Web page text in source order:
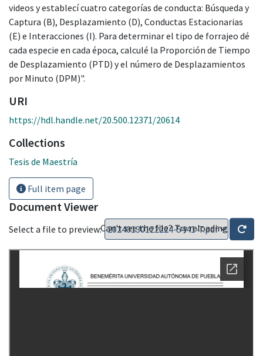
videos y establecí cuatro categorías de conducta: Búsqueda y
Captura (B), Desplazamiento (D), Conductas Estacionarias
(E) e Interacciones (I). Para determinar el tipo de forrajeo dé
cada especie en cada época, calculé la Proporción de Tiempo
de Desplazamiento (PTD) y el número de Desplazamientos
por Minuto (DPM)".
URI
https://hdl.handle.net/20.500.12371/20614
Collections
Tesis de Maestría
Full item page
Document Viewer
Select a file to preview:Can't see the file? Try reloading